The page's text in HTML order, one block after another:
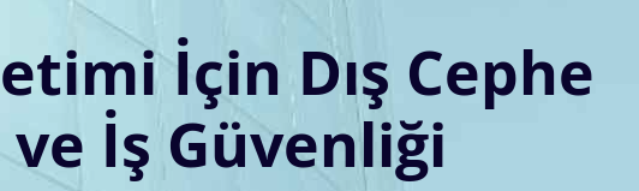
İçin Dış Cephe
İş Güvenliği